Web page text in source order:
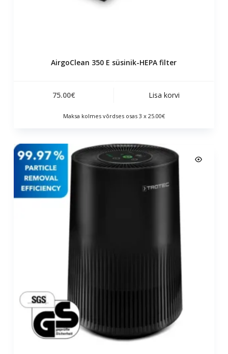
AirgoClean 350 E süsinik-HEPA filter
75.00€ Lisa korvi
Maksa kolmes võrdses osas 3 x 25.00€